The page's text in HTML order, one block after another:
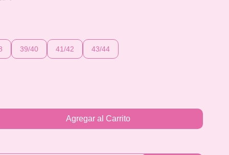
39/40 41/42
43/44
Agregar al Carrito